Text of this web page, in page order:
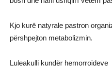
Kjo kurë natyrale pastron
përshpejton metabolizmin.
Luleakulli kundër hemorroideve